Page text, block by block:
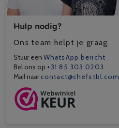
Hulp nodig?
Ons team helpt je graag.
Stuur een WhatsApp bericht
Bel ons op +31 85 303 0203
Mail naar contact@chefstbl.com